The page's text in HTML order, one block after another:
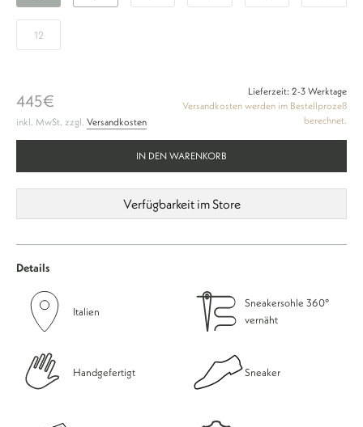
12
IN DEN WARENKORB
445€
inkl. MwSt. zzgl. Versandkosten
Lieferzeit: 2-3 Werktage
Versandkosten werden im Bestellprozeß
berechnet.
Verfügbarkeit im Store
Details
Italien
Sneakersohle 360°
vernäht
Handgefertigt Sneaker